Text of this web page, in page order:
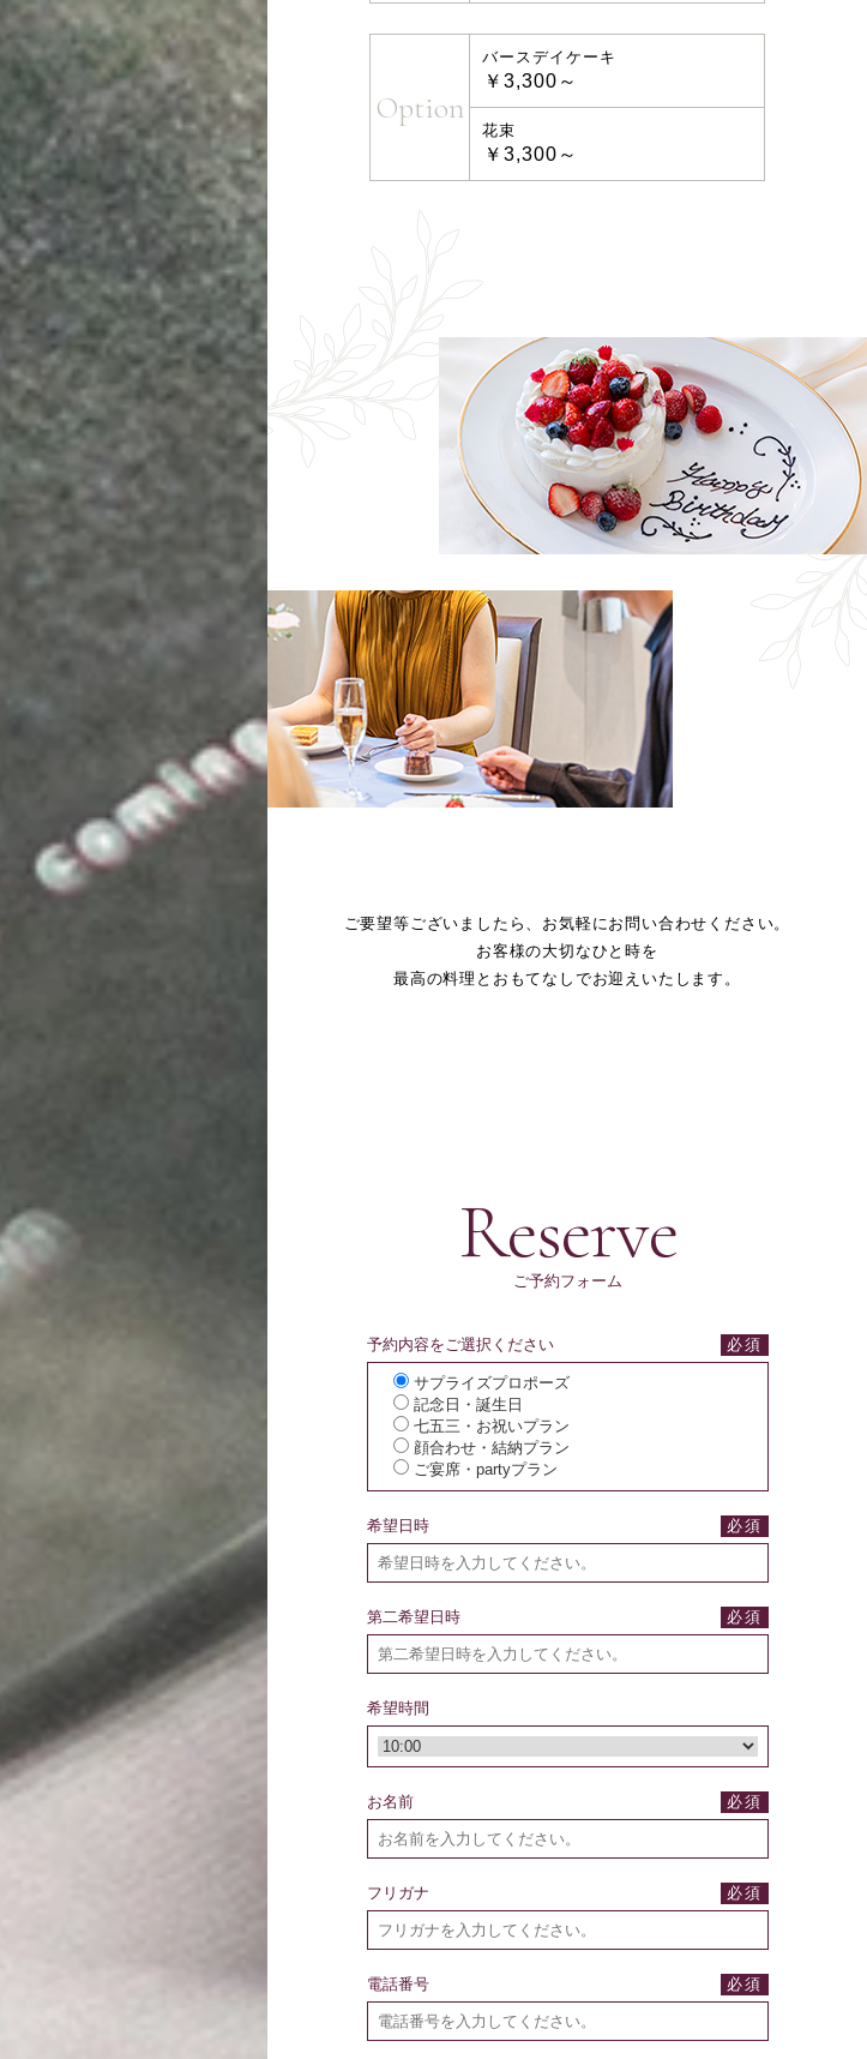
Option
バースデイケーキ
￥3,300～
花束
￥3,300～
ご要望等ございましたら、お気軽にお問い合わせください。
お客様の大切なひと時を
最高の料理とおもてなしでお迎えいたします。
Reserve
ご予約フォーム
予約内容をご選択ください
サプライズプロポーズ
記念日・誕生日
七五三・お祝いプラン
顔合わせ・結納プラン
ご宴席・partyプラン
希望日時
第二希望日時
希望時間
お名前
フリガナ
電話番号